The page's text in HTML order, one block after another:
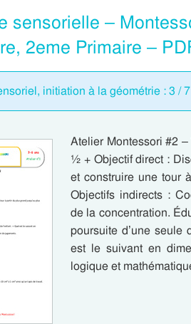
sensorielle –
2eme Primaire –
initiation à la géométrie : 3 /
Atelier Montessori #2
½ + Objectif direct :
et construire une tour
Objectifs indirects :
de la concentration.
poursuite d’une seule
est le suivant en
logique et